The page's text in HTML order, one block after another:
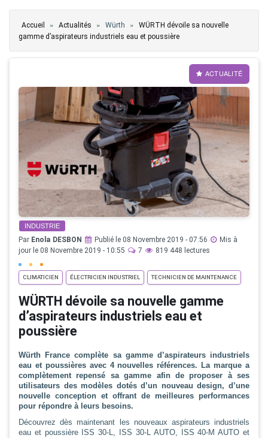
Vous êtes ici
Accueil » Actualités » Würth »
WÜRTH dévoile sa nouvelle
gamme d’aspirateurs industriels eau et poussière
ACTUALITÉ
INDUSTRIE
Par Enola DESBON Publié le 08 Novembre 2019 - 07:56
Mis à
jour le 08 Novembre 2019 - 10:55
7 819 448 lectures
CLIMATICIEN ÉLECTRICIEN INDUSTRIEL TECHNICIEN DE MAINTENANCE
WÜRTH dévoile sa nouvelle gamme
d’aspirateurs industriels eau et
poussière
Würth France complète sa gamme d’aspirateurs industriels
eau et poussières avec 4 nouvelles références. La marque a
complètement repensé sa gamme afin de proposer à ses
utilisateurs des modèles dotés d’un nouveau design, d’une
nouvelle conception et offrant de meilleures performances
pour répondre à leurs besoins.
Découvrez dès maintenant les nouveaux aspirateurs industriels
eau et poussière ISS 30-L, ISS 30-L AUTO, ISS 40-M AUTO et